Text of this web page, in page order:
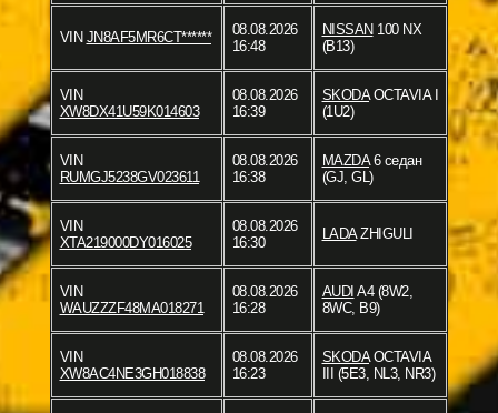
VIN JN8AF5MR6CT******
08.08.2026
16:48
NISSAN 100 NX
(B13)
VIN
XW8DX41U59K014603
08.08.2026
16:39
SKODAOCTAVIA I
(1U2)
VIN
RUMGJ5238GV023611
08.08.2026
16:38
MAZDA6 седан
(GJ, GL)
VIN
XTA219000DY016025
08.08.2026
16:30
LADAZHIGULI
VIN
WAUZZZF48MA018271
08.08.2026
16:28
AUDI A4 (8W2,
8WC, B9)
VIN
XW8AC4NE3GH018838
08.08.2026
16:23
SKODAOCTAVIA
III (5E3, NL3, NR3)